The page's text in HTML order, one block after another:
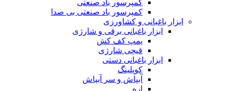
کمپرسور باد صنعتی
کمپرسور باد صنعتی بی صدا
ابزار باغبانی و کشاورزی
ابزار باغبانی برقی و شارژی
پمپ کف کش
قیچی شارژی
ابزار باغبانی دستی
کوپلینگ
آبپاش و سر آبپاش
اره